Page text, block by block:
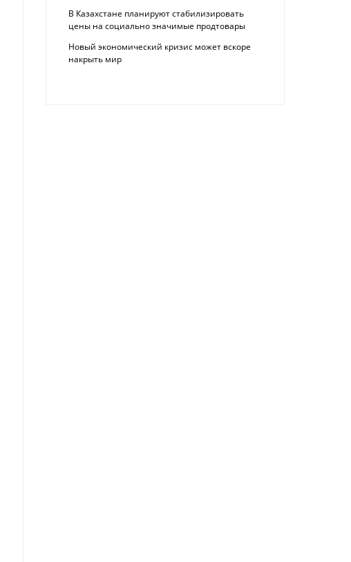
В Казахстане планируют стабилизировать
цены на социально значимые продтовары
Новый экономический кризис может вскоре
накрыть мир